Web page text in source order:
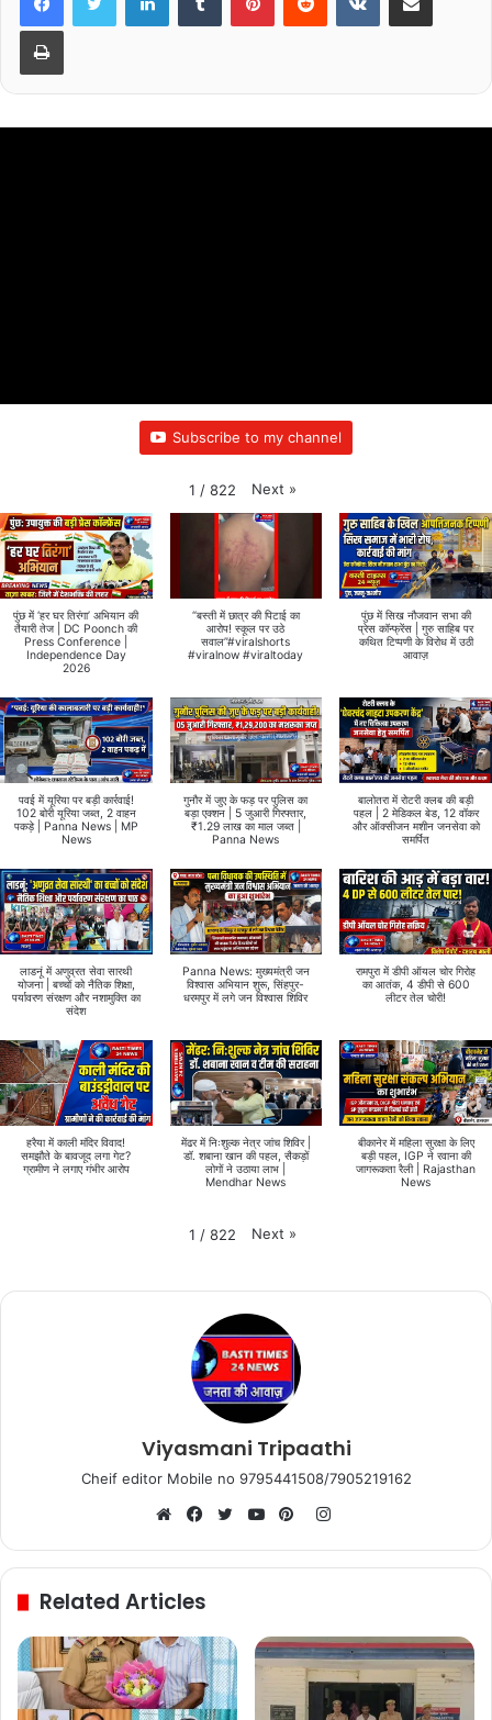
k
Print
Subscribe to my channel
1 / 822 Next »
पुंछ में ‘हर घर तिरंगा’ अभियान की
तैयारी तेज | DC Poonch की
Press Conference |
Independence Day
2026
“बस्ती में छात्र की पिटाई का
आरोप! स्कूल पर उठे
सवाल”#viralshorts
#viralnow #viraltoday
पुंछ में सिख नौजवान सभा की
प्रेस कॉन्फ्रेंस | गुरु साहिब पर
कथित टिप्पणी के विरोध में उठी
आवाज़
पवई में यूरिया पर बड़ी कार्रवाई!
102 बोरी यूरिया जब्त, 2 वाहन
पकड़े | Panna News | MP
News
गुनौर में जुए के फड़ पर पुलिस का
बड़ा एक्शन | 5 जुआरी गिरफ्तार,
₹1.29 लाख का माल जब्त |
Panna News
बालोतरा में रोटरी क्लब की बड़ी
पहल | 2 मेडिकल बेड, 12 वॉकर
और ऑक्सीजन मशीन जनसेवा को
समर्पित
लाडनूं में अणुव्रत सेवा सारथी
योजना | बच्चों को नैतिक शिक्षा,
पर्यावरण संरक्षण और नशामुक्ति का
संदेश
Panna News: मुख्यमंत्री जन
विश्वास अभियान शुरू, सिंहपुर-
धरमपुर में लगे जन विश्वास शिविर
रामपुरा में डीपी ऑयल चोर गिरोह
का आतंक, 4 डीपी से 600
लीटर तेल चोरी!
हरैया में काली मंदिर विवाद!
समझौते के बावजूद लगा गेट?
ग्रामीण ने लगाए गंभीर आरोप
मेंढर में निःशुल्क नेत्र जांच शिविर |
डॉ. शबाना खान की पहल, सैकड़ों
लोगों ने उठाया लाभ |
Mendhar News
बीकानेर में महिला सुरक्षा के लिए
बड़ी पहल, IGP ने रवाना की
जागरूकता रैली | Rajasthan
News
1 / 822 Next »
Viyasmani Tripaathi
Cheif editor Mobile no 9795441508/7905219162
Instagram
Related Articles